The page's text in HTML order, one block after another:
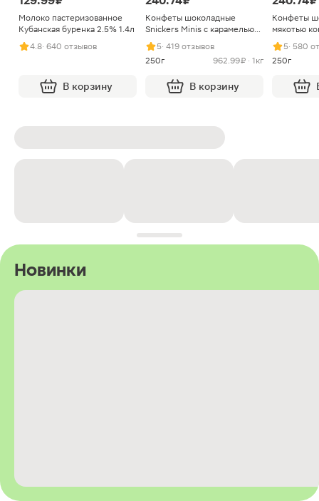
Молоко пастеризованное
Кубанская буренка 2.5% 1.4л
4.8· 640 отзывов
В корзину
Конфеты шоколадные
Snickers Minis с карамелью
арахисом и нугой
5· 419 отзывов
250г
962.99 ₽ · 1кг
В корзину
Конфеты
мякотью
5· 580
250г
Новинки